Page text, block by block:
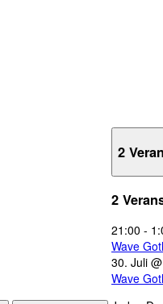
2
2
21:00 -
Wave
30. Juli
Wave